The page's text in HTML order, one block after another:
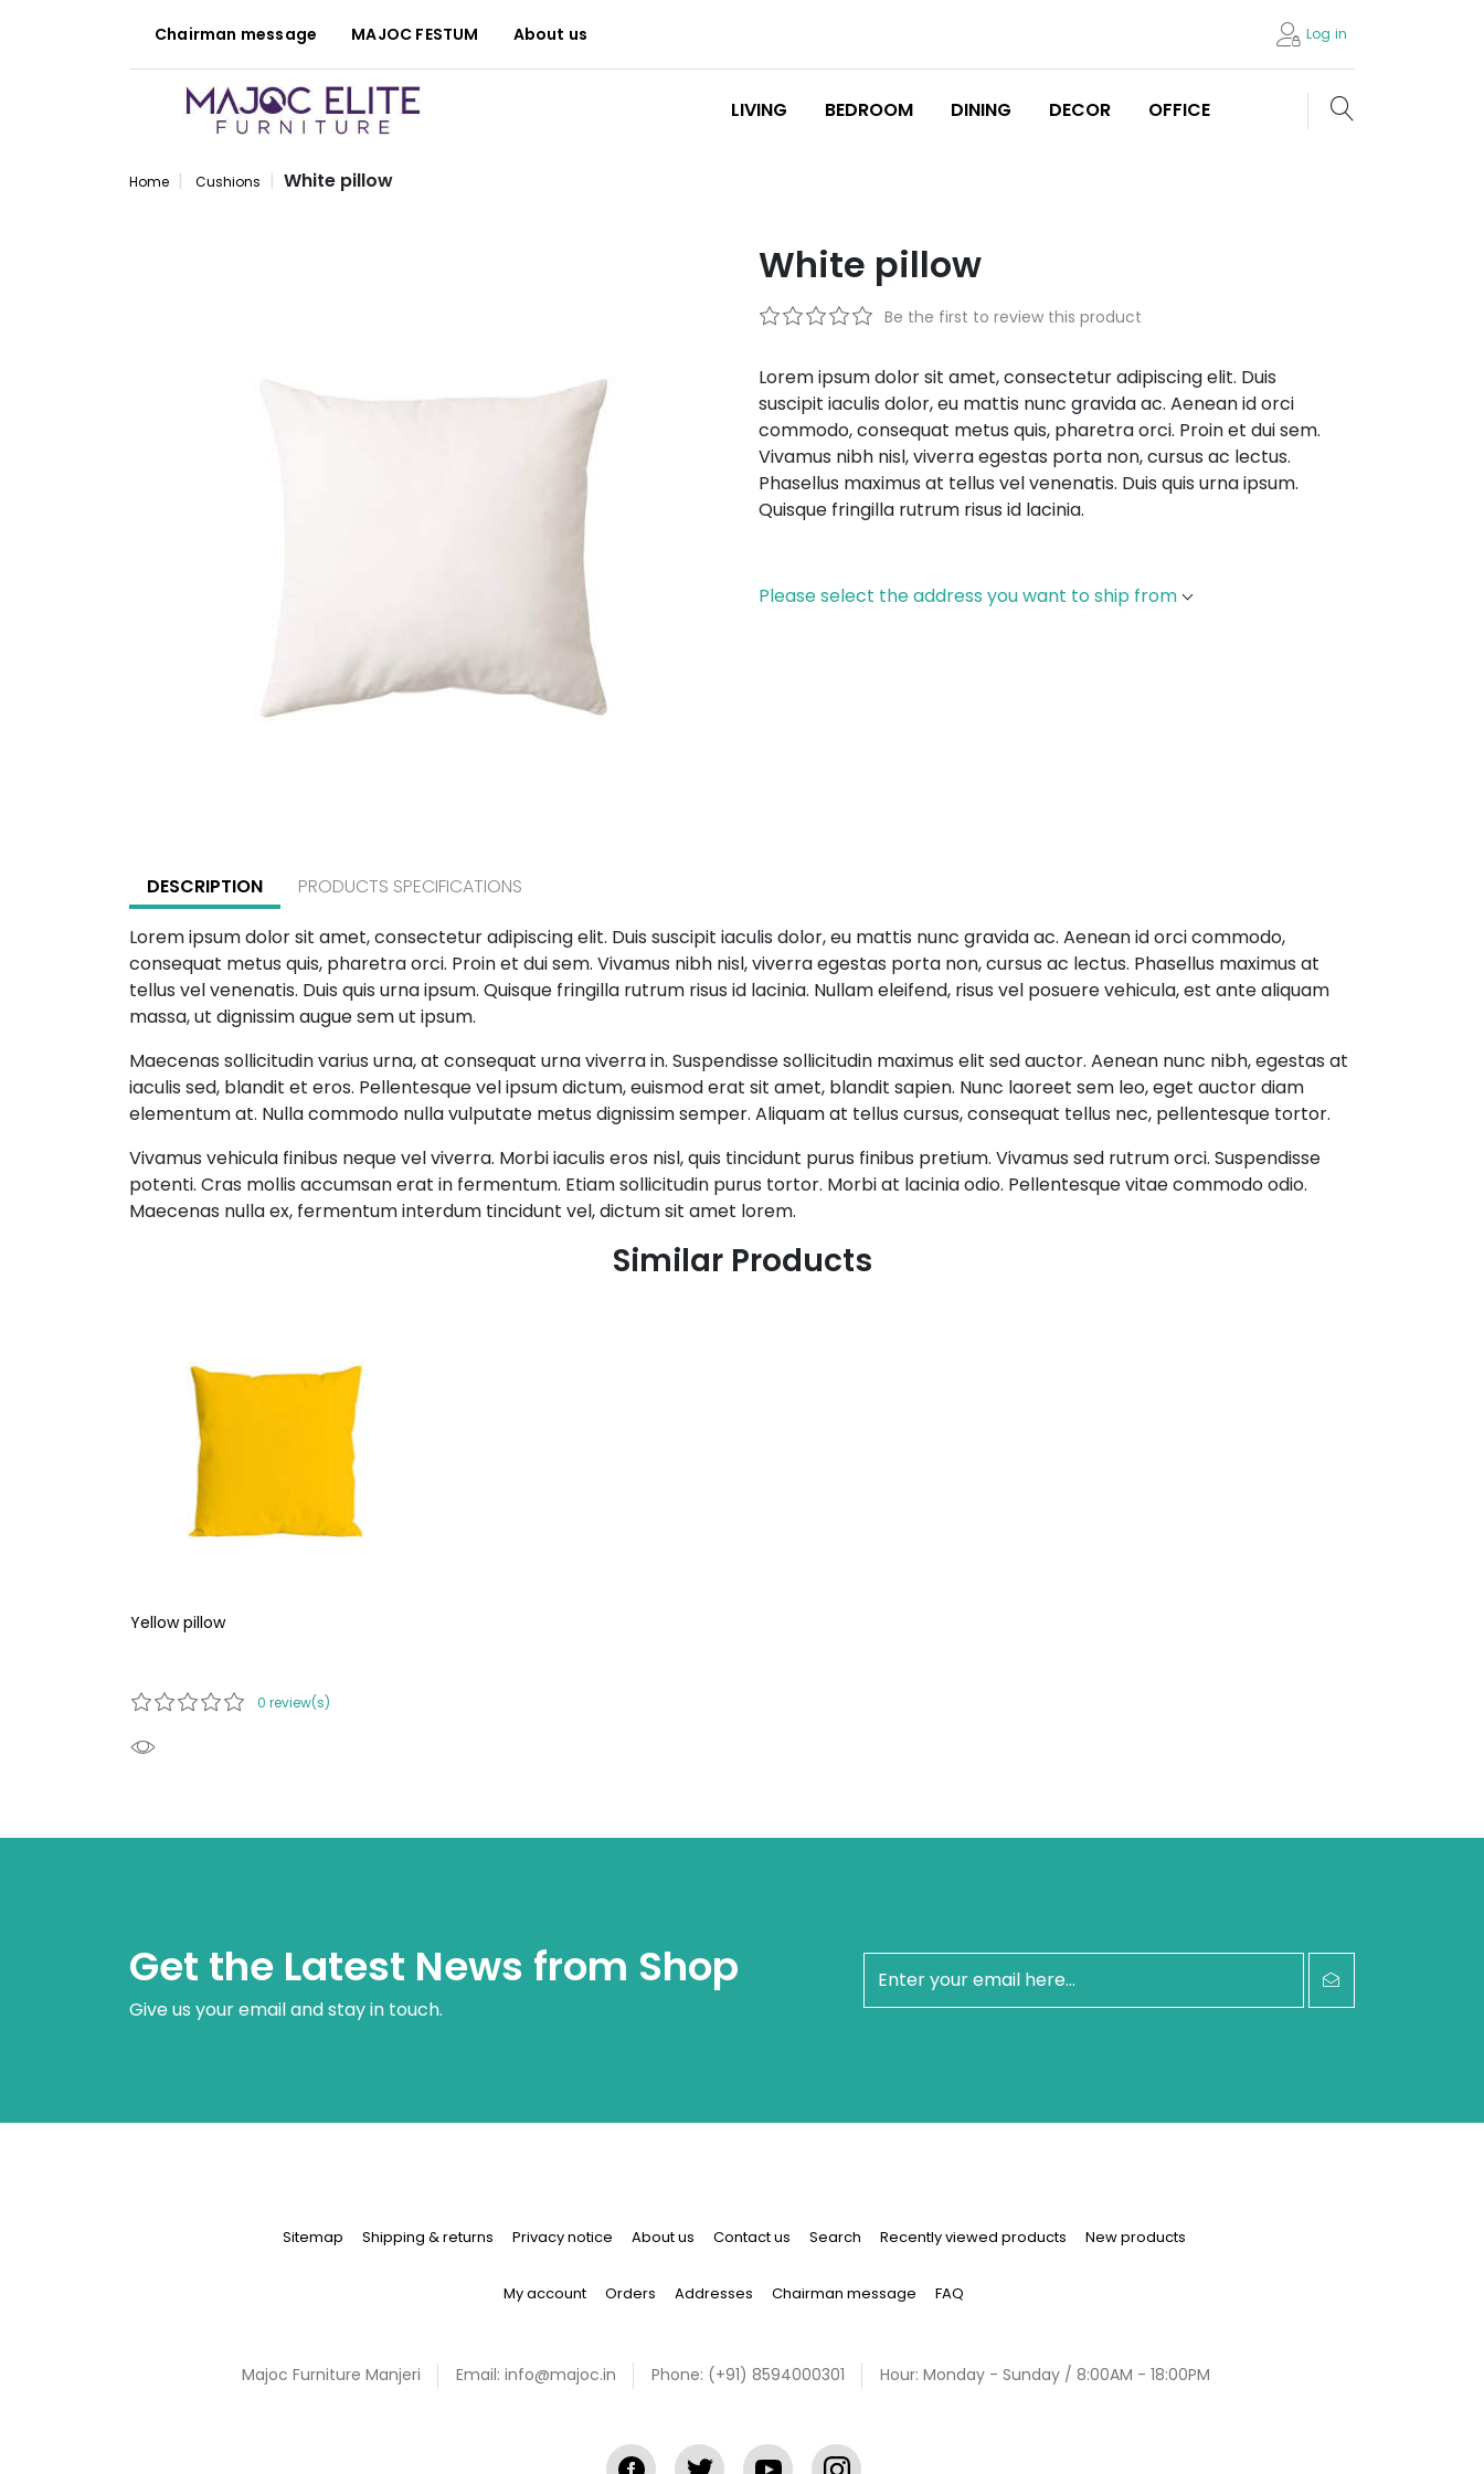
Chairman message MAJOC FESTUM About us Log in
LIVING BEDROOM DINING DECOR OFFICE Search store
Home Cushions White pillow
White pillow
Be the first to review this product
Lorem ipsum dolor sit amet, consectetur adipiscing elit. Duis
suscipit iaculis dolor, eu mattis nunc gravida ac. Aenean id orci
commodo, consequat metus quis, pharetra orci. Proin et dui sem.
Vivamus nibh nisl, viverra egestas porta non, cursus ac lectus.
Phasellus maximus at tellus vel venenatis. Duis quis urna ipsum.
Quisque fringilla rutrum risus id lacinia.
Please select the address you want to ship from
DESCRIPTION
PRODUCTS SPECIFICATIONS
Lorem ipsum dolor sit amet, consectetur adipiscing elit. Duis suscipit iaculis dolor, eu mattis nunc gravida ac. Aenean id orci commodo,
consequat metus quis, pharetra orci. Proin et dui sem. Vivamus nibh nisl, viverra egestas porta non, cursus ac lectus. Phasellus maximus at
tellus vel venenatis. Duis quis urna ipsum. Quisque fringilla rutrum risus id lacinia. Nullam eleifend, risus vel posuere vehicula, est ante aliquam
massa, ut dignissim augue sem ut ipsum.
Maecenas sollicitudin varius urna, at consequat urna viverra in. Suspendisse sollicitudin maximus elit sed auctor. Aenean nunc nibh, egestas at
iaculis sed, blandit et eros. Pellentesque vel ipsum dictum, euismod erat sit amet, blandit sapien. Nunc laoreet sem leo, eget auctor diam
elementum at. Nulla commodo nulla vulputate metus dignissim semper. Aliquam at tellus cursus, consequat tellus nec, pellentesque tortor.
Vivamus vehicula finibus neque vel viverra. Morbi iaculis eros nisl, quis tincidunt purus finibus pretium. Vivamus sed rutrum orci. Suspendisse
potenti. Cras mollis accumsan erat in fermentum. Etiam sollicitudin purus tortor. Morbi at lacinia odio. Pellentesque vitae commodo odio.
Maecenas nulla ex, fermentum interdum tincidunt vel, dictum sit amet lorem.
Similar Products
Yellow pillow
0 review(s)
Get the Latest News from Shop
Give us your email and stay in touch.
newsletter
Sitemap Shipping & returns Privacy notice About us Contact us Search Recently viewed products New products
My account Orders Addresses Chairman message FAQ
Majoc Furniture Manjeri Email: info@majoc.in Phone: (+91) 8594000301 Hour: Monday - Sunday / 8:00AM - 18:00PM